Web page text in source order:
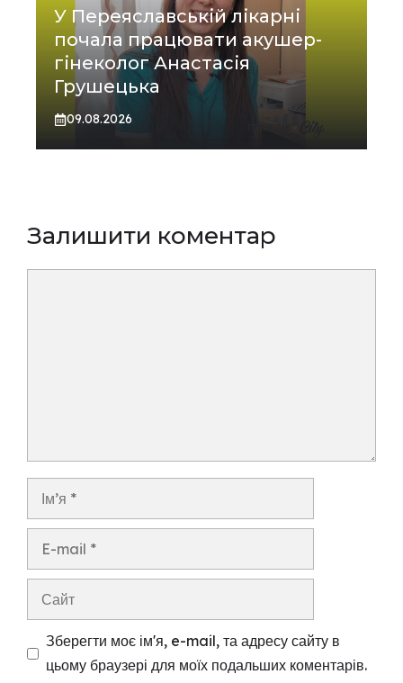
У Переяславській лікарні
почала працювати акушер-
гінеколог Анастасія
Грушецька
09.08.2026
Залишити коментар
Ім’я
Сайт
Зберегти моє ім'я, e-mail, та адресу сайту в
цьому браузері для моїх подальших коментарів.